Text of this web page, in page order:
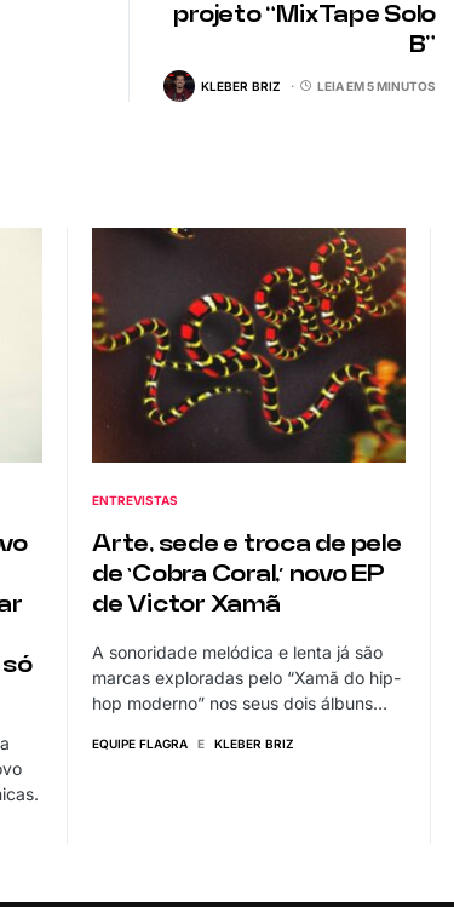
projeto “MixTape Solo
B”
KLEBER BRIZ LEIA EM 5 MINUTOS
ENTREVISTAS
Arte, sede e troca de pele
de ‘Cobra Coral,’ novo EP
de Victor Xamã
A sonoridade melódica e lenta já são
marcas exploradas pelo “Xamã do hip-
hop moderno” nos seus dois álbuns…
EQUIPE FLAGRA E KLEBER BRIZ